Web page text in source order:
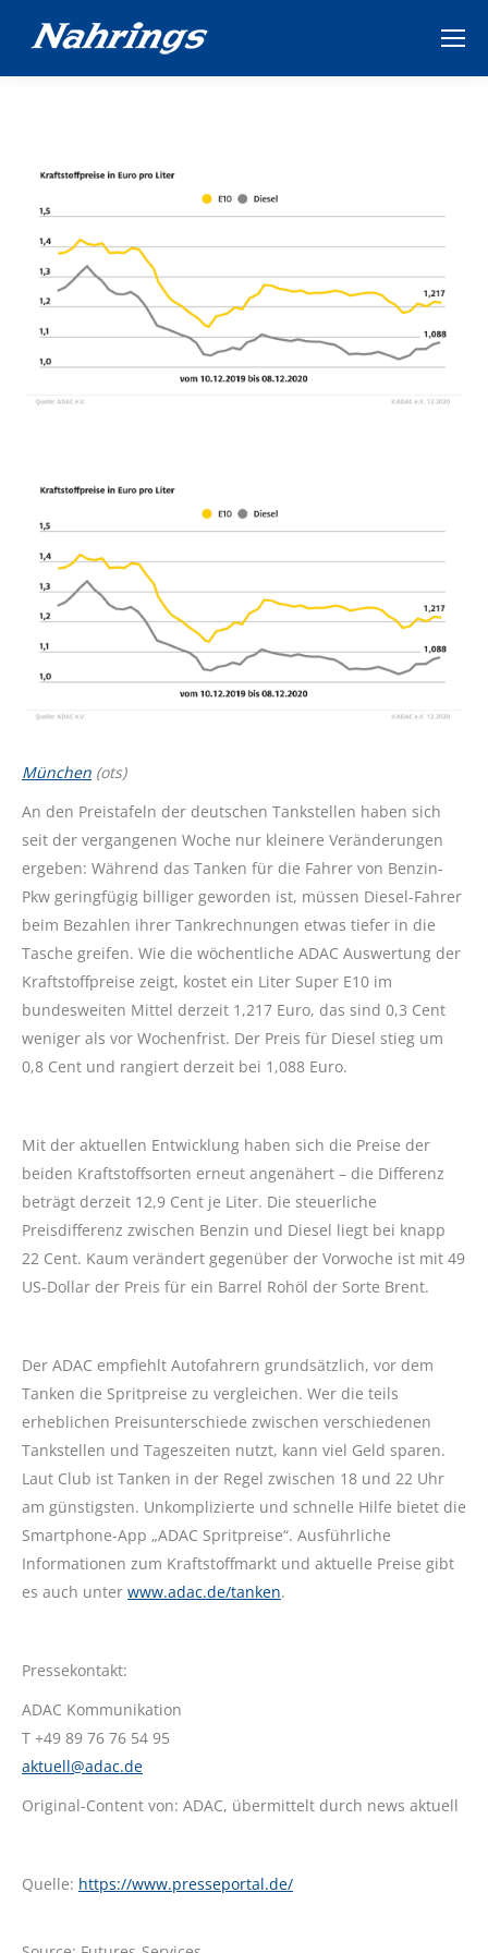
München (ots)
An den Preistafeln der deutschen Tankstellen haben sich
seit der vergangenen Woche nur kleinere Veränderungen
ergeben: Während das Tanken für die Fahrer von Benzin-
Pkw geringfügig billiger geworden ist, müssen Diesel-Fahrer
beim Bezahlen ihrer Tankrechnungen etwas tiefer in die
Tasche greifen. Wie die wöchentliche ADAC Auswertung der
Kraftstoffpreise zeigt, kostet ein Liter Super E10 im
bundesweiten Mittel derzeit 1,217 Euro, das sind 0,3 Cent
weniger als vor Wochenfrist. Der Preis für Diesel stieg um
0,8 Cent und rangiert derzeit bei 1,088 Euro.
Mit der aktuellen Entwicklung haben sich die Preise der
beiden Kraftstoffsorten erneut angenähert – die Differenz
beträgt derzeit 12,9 Cent je Liter. Die steuerliche
Preisdifferenz zwischen Benzin und Diesel liegt bei knapp
22 Cent. Kaum verändert gegenüber der Vorwoche ist mit 49
US-Dollar der Preis für ein Barrel Rohöl der Sorte Brent.
Der ADAC empfiehlt Autofahrern grundsätzlich, vor dem
Tanken die Spritpreise zu vergleichen. Wer die teils
erheblichen Preisunterschiede zwischen verschiedenen
Tankstellen und Tageszeiten nutzt, kann viel Geld sparen.
Laut Club ist Tanken in der Regel zwischen 18 und 22 Uhr
am günstigsten. Unkomplizierte und schnelle Hilfe bietet die
Smartphone-App „ADAC Spritpreise“. Ausführliche
Informationen zum Kraftstoffmarkt und aktuelle Preise gibt
es auch unter www.adac.de/tanken.
Pressekontakt:
ADAC Kommunikation
T +49 89 76 76 54 95
aktuell@adac.de
Original-Content von: ADAC, übermittelt durch news aktuell
Quelle: https://www.presseportal.de/